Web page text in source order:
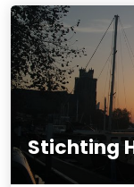
Stichting